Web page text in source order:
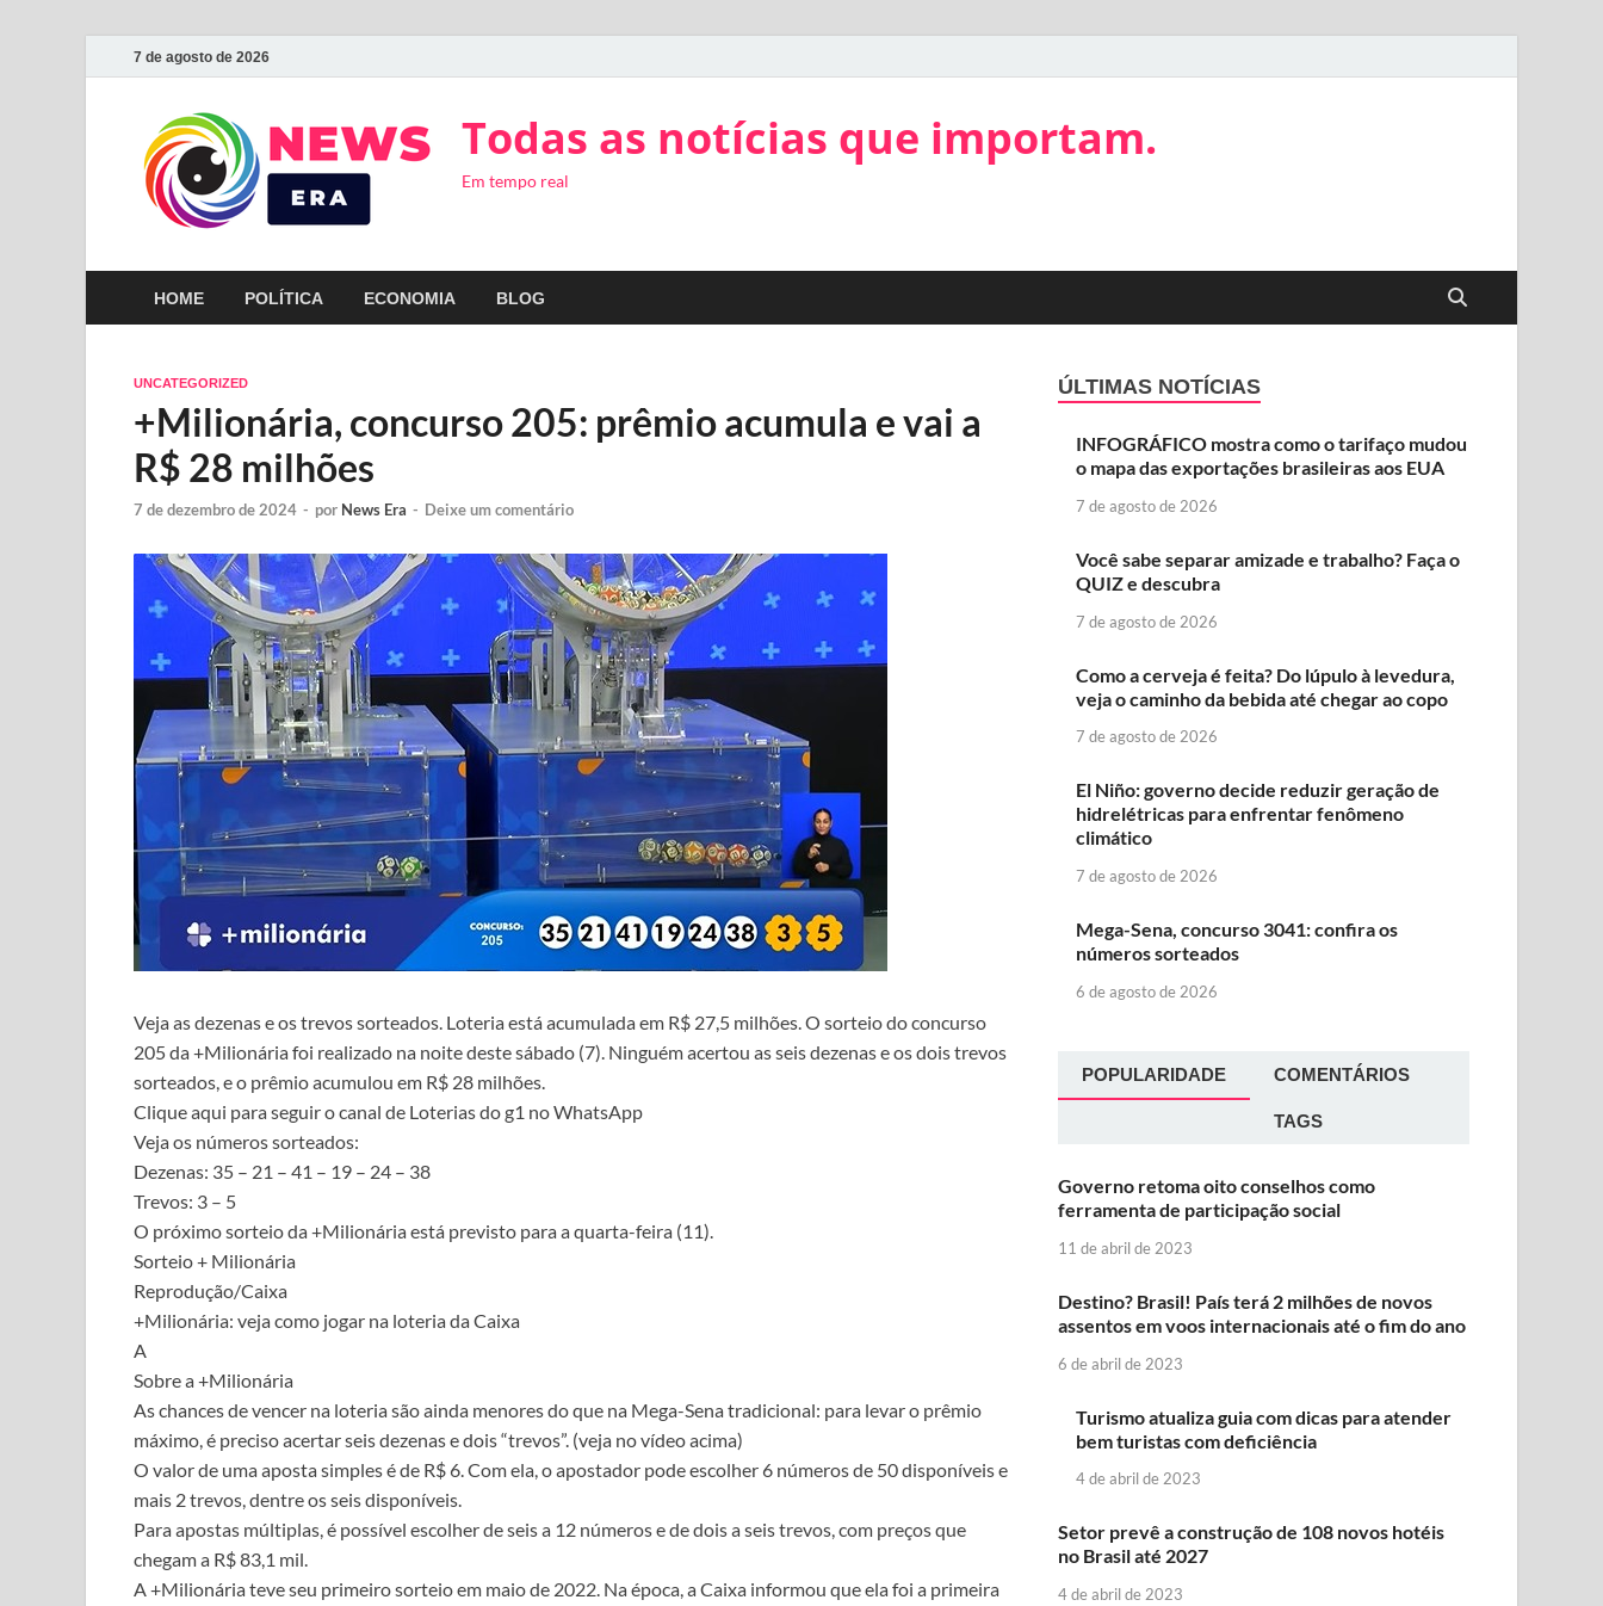
7 de agosto de 2026
Todas as notícias que importam.
Em tempo real
HOME POLÍTICA ECONOMIA BLOG
UNCATEGORIZED
+Milionária, concurso 205: prêmio acumula e vai a
R$ 28 milhões
7 de dezembro de 2024 - por News Era - Deixe um comentário
Veja as dezenas e os trevos sorteados. Loteria está acumulada em R$ 27,5 milhões. O sorteio do concurso
205 da +Milionária foi realizado na noite deste sábado (7). Ninguém acertou as seis dezenas e os dois trevos
sorteados, e o prêmio acumulou em R$ 28 milhões.
Clique aqui para seguir o canal de Loterias do g1 no WhatsApp
Veja os números sorteados:
Dezenas: 35 – 21 – 41 – 19 – 24 – 38
Trevos: 3 – 5
O próximo sorteio da +Milionária está previsto para a quarta-feira (11).
Sorteio + Milionária
Reprodução/Caixa
+Milionária: veja como jogar na loteria da Caixa
A
Sobre a +Milionária
As chances de vencer na loteria são ainda menores do que na Mega-Sena tradicional: para levar o prêmio
máximo, é preciso acertar seis dezenas e dois “trevos”. (veja no vídeo acima)
O valor de uma aposta simples é de R$ 6. Com ela, o apostador pode escolher 6 números de 50 disponíveis e
mais 2 trevos, dentre os seis disponíveis.
Para apostas múltiplas, é possível escolher de seis a 12 números e de dois a seis trevos, com preços que
chegam a R$ 83,1 mil.
A +Milionária teve seu primeiro sorteio em maio de 2022. Na época, a Caixa informou que ela foi a primeira
ÚLTIMAS NOTÍCIAS
INFOGRÁFICO mostra como o tarifaço mudou
o mapa das exportações brasileiras aos EUA
7 de agosto de 2026
Você sabe separar amizade e trabalho? Faça o
QUIZ e descubra
7 de agosto de 2026
Como a cerveja é feita? Do lúpulo à levedura,
veja o caminho da bebida até chegar ao copo
7 de agosto de 2026
El Niño: governo decide reduzir geração de
hidrelétricas para enfrentar fenômeno
climático
7 de agosto de 2026
Mega-Sena, concurso 3041: confira os
números sorteados
6 de agosto de 2026
POPULARIDADE COMENTÁRIOS
TAGS
Governo retoma oito conselhos como
ferramenta de participação social
11 de abril de 2023
Destino? Brasil! País terá 2 milhões de novos
assentos em voos internacionais até o fim do ano
6 de abril de 2023
Turismo atualiza guia com dicas para atender
bem turistas com deficiência
4 de abril de 2023
Setor prevê a construção de 108 novos hotéis
no Brasil até 2027
4 de abril de 2023